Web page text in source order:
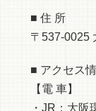
■ 住 所
〒537-0025
■ アクセス
【電 車】
・JR：大